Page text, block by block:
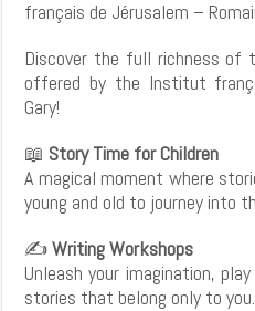
français de Jérusalem –
Discover the full richness of
offered by the Institut
Gary!
📖 Story Time for Children
A magical moment where
young and old to journey into
✍️Writing Workshops
Unleash your imagination,
stories that belong only to you.